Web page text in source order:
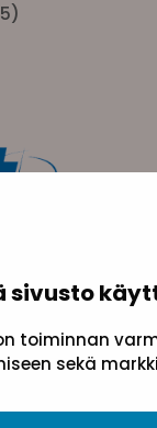
sivusto
toiminnan
sekä